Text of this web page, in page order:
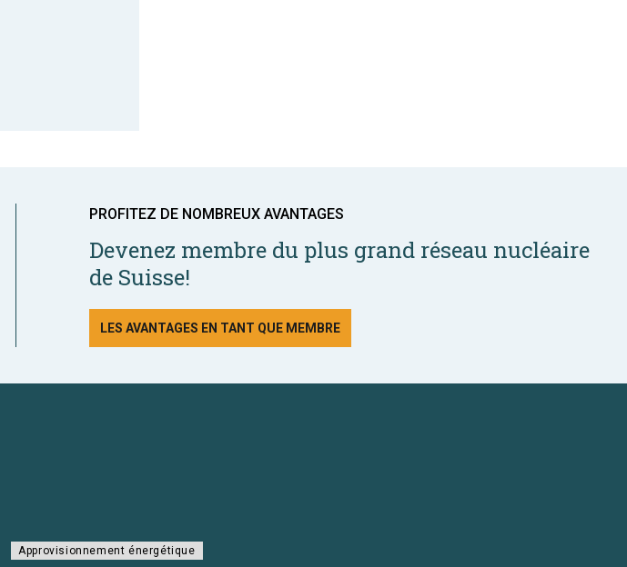
PROFITEZ DE NOMBREUX AVANTAGES
Devenez membre du plus grand réseau nucléaire
de Suisse!
LES AVANTAGES EN TANT QUE MEMBRE
Approvisionnement énergétique